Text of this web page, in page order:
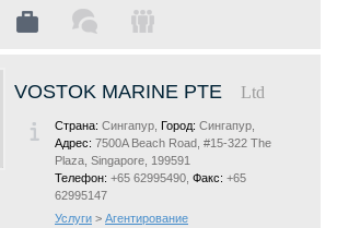
VOSTOK MARINE PTE Ltd
Страна: Сингапур, Город: Сингапур,
Адрес: 7500A Beach Road, #15-322 The
Plaza, Singapore, 199591
Телефон: +65 62995490, Факс: +65
62995147
Услуги > Агентирование